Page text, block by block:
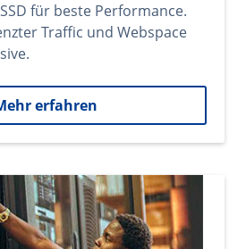
für beste Performance.
Traffic und Webspace
erfahren